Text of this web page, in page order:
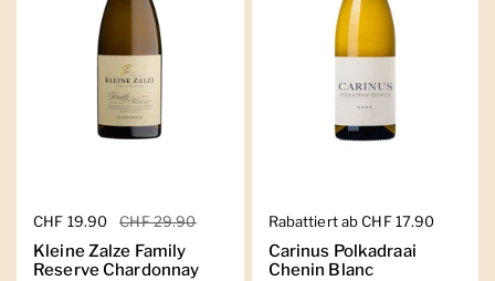
Regulärer Preis
CHF 19.90 Sale-Preis
CHF 29.90
Kleine Zalze Family
Reserve Chardonnay
Regulärer Preis
Rabattiert ab CHF 17.90
Carinus Polkadraai
Chenin Blanc